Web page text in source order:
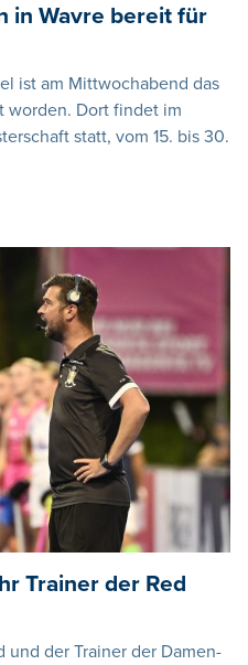
in Wavre bereit für
ist am Mittwochabend das
worden. Dort findet im
statt, vom 15. bis 30.
Trainer der Red
und der Trainer der Damen-